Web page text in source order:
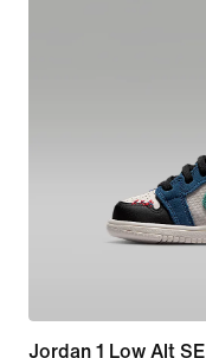
Jordan 1 Low Alt SE